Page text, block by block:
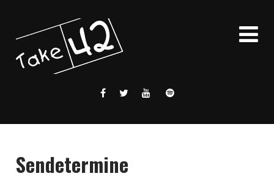
Sendetermine